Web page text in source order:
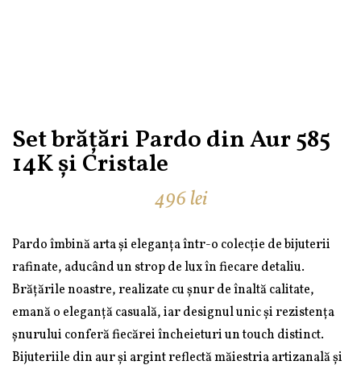
Set brățări Pardo din Aur 585
14K și Cristale
496lei
Pardo îmbină arta și eleganța într-o colecție de bijuterii
rafinate, aducând un strop de lux în fiecare detaliu.
Brățările noastre, realizate cu șnur de înaltă calitate,
emană o eleganță casuală, iar designul unic și rezistența
șnurului conferă fiecărei încheieturi un touch distinct.
Bijuteriile din aur și argint reflectă măiestria artizanală și